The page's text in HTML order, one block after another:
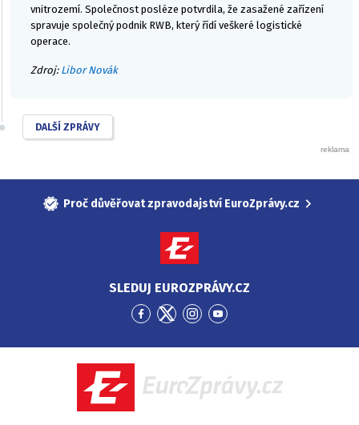
vnitrozemí. Společnost posléze potvrdila, že zasažené zařízení
spravuje společný podnik RWB, který řídí veškeré logistické
operace.
Zdroj: Libor Novák
DALŠÍ ZPRÁVY
Proč důvěřovat zpravodajství EuroZprávy.cz
SLEDUJ EUROZPRÁVY.CZ
Přejít
Facebook
Přejít
Twitter
Přejít
Instagram
Přejít
YouTube
EuroZprávy.cz